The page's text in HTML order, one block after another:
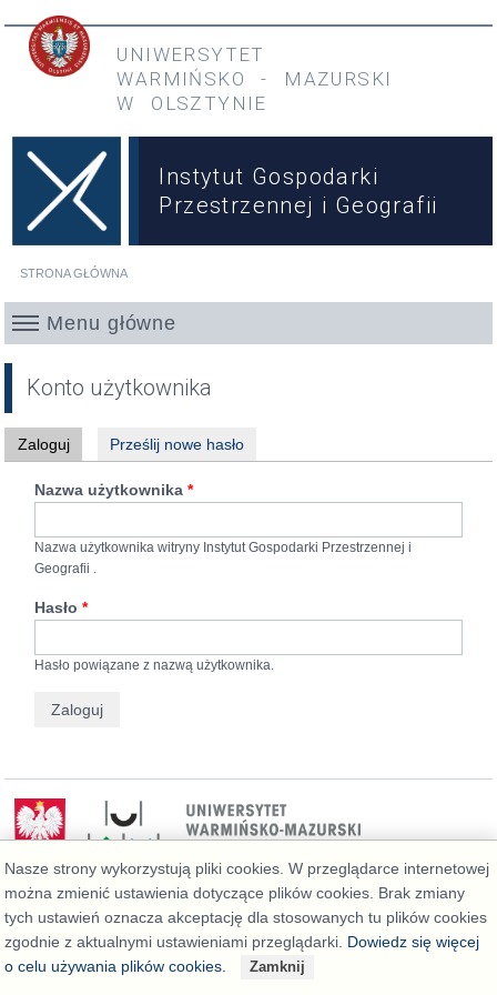
Przejdź do treści
Przejdź do menu głównego
UNIWERSYTET
WARMIŃSKO
- MAZURSKI
W OLSZTYNIE
Instytut Gospodarki
Przestrzennej i Geografii
STRONA GŁÓWNA
Menu główne
Konto użytkownika
Karty podstawowe
Zaloguj(aktywna karta)
Prześlij nowe hasło
Nazwa użytkownika*
Nazwa użytkownika witryny Instytut Gospodarki Przestrzennej i
Geografii .
Hasło*
Hasło powiązane z nazwą użytkownika.
Deklaracja dostępności
Nasze strony wykorzystują pliki cookies. W przeglądarce internetowej
można zmienić ustawienia dotyczące plików cookies. Brak zmiany
tych ustawień oznacza akceptację dla stosowanych tu plików cookies
zgodnie z aktualnymi ustawieniami przeglądarki. Dowiedz się więcej
o celu używania plików cookies.